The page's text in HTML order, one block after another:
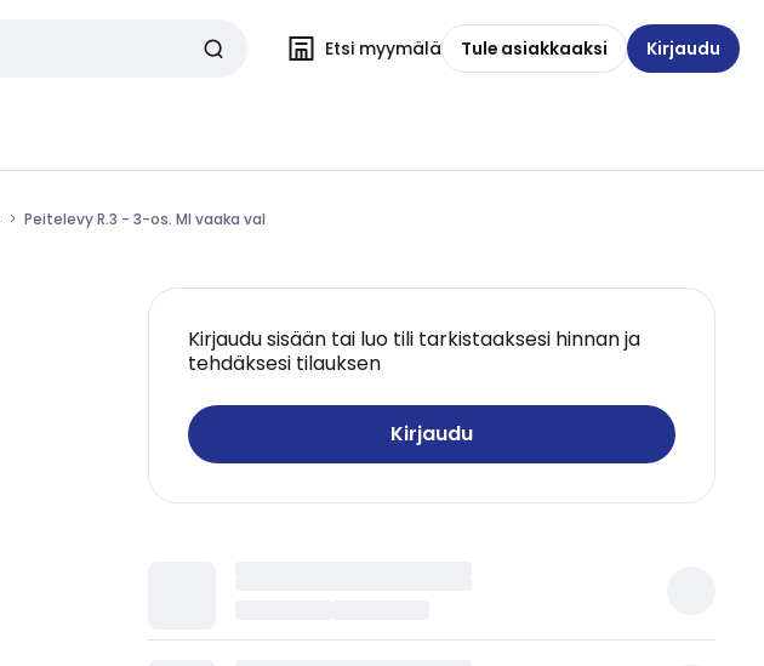
Etsi myymälä Tule asiakkaaksi Kirjaudu
Peitelevy R.3 - 3-os. MI vaaka val
Kirjaudu sisään tai luo tili tarkistaaksesi hinnan ja
tehdäksesi tilauksen
Kirjaudu